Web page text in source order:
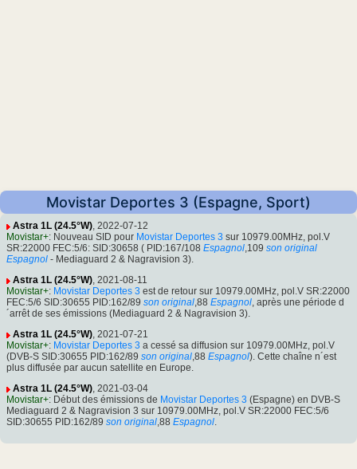
Movistar Deportes 3 (Espagne, Sport)
Astra 1L (24.5°W), 2022-07-12
Movistar+: Nouveau SID pour Movistar Deportes 3 sur 10979.00MHz, pol.V
SR:22000 FEC:5/6: SID:30658 ( PID:167/108 Espagnol,109 son original
Espagnol - Mediaguard 2 & Nagravision 3).
Astra 1L (24.5°W), 2021-08-11
Movistar+: Movistar Deportes 3 est de retour sur 10979.00MHz, pol.V SR:22000
FEC:5/6 SID:30655 PID:162/89 son original,88 Espagnol, après une période d
´arrêt de ses émissions (Mediaguard 2 & Nagravision 3).
Astra 1L (24.5°W), 2021-07-21
Movistar+: Movistar Deportes 3 a cessé sa diffusion sur 10979.00MHz, pol.V
(DVB-S SID:30655 PID:162/89 son original,88 Espagnol). Cette chaîne n´est
plus diffusée par aucun satellite en Europe.
Astra 1L (24.5°W), 2021-03-04
Movistar+: Début des émissions de Movistar Deportes 3 (Espagne) en DVB-S
Mediaguard 2 & Nagravision 3 sur 10979.00MHz, pol.V SR:22000 FEC:5/6
SID:30655 PID:162/89 son original,88 Espagnol.